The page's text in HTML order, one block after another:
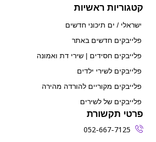
קטגוריות ראשיות
ישראלי / ים תיכוני חדשים
פלייבקים חדשים באתר
פלייבקים חסידים | שירי דת ואמונה
פלייבקים לשירי ילדים
פלייבקים מקוריים להורדה מהירה
פלייבקים של לשירים
פרטי תקשורת
052-667-7125